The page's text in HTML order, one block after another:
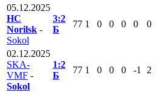
05.12.2025
HC
Norilsk -
Sokol
3:2
Б
77 1 0 0 0 0 0
02.12.2025
SKA-
VMF -
Sokol
1:2
Б
77 1 0 0 0 -1 2